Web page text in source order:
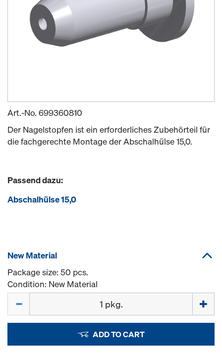
Art.-No. 699360810
Der Nagelstopfen ist ein erforderliches Zubehörteil für
die fachgerechte Montage der Abschalhülse 15,0.
Passend dazu:
Abschalhülse 15,0
New Material
Package size: 50 pcs.
Condition: New Material
ADD TO CART